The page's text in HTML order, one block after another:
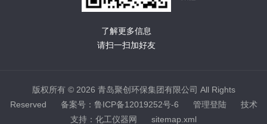
了解更多信息
请扫一扫加好友
版权所有 © 2026 青岛聚创环保集团有限公司 All Rights
Reserved 备案号：鲁ICP备12019252号-6 管理登陆技术
支持： 化工仪器网 sitemap.xml